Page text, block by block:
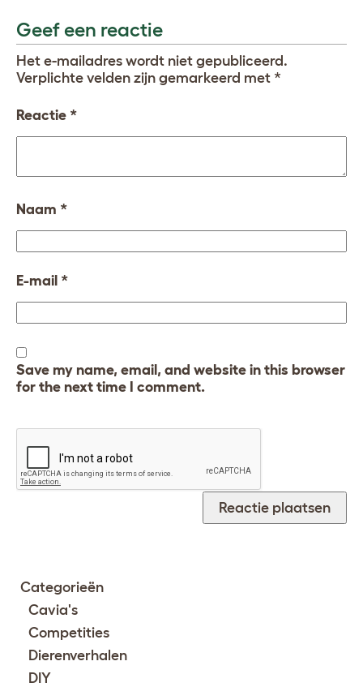
Geef een reactie
Het e-mailadres wordt niet gepubliceerd.
Verplichte velden zijn gemarkeerd met *
Reactie *
Naam *
E-mail *
Save my name, email, and website in this browser
for the next time I comment.
Categorieën
Cavia's
Competities
Dierenverhalen
DIY